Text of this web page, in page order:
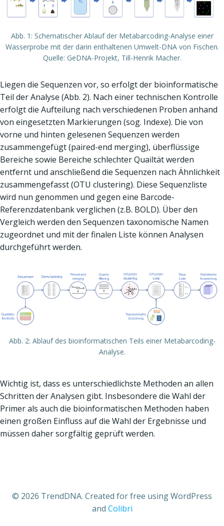
Abb. 1: Schematischer Ablauf der Metabarcoding-Analyse einer
Wasserprobe mit der darin enthaltenen Umwelt-DNA von Fischen.
Quelle: GeDNA-Projekt, Till-Henrik Macher.
Liegen die Sequenzen vor, so erfolgt der bioinformatische
Teil der Analyse (Abb. 2). Nach einer technischen Kontrolle
erfolgt die Aufteilung nach verschiedenen Proben anhand
von eingesetzten Markierungen (sog. Indexe). Die von
vorne und hinten gelesenen Sequenzen werden
zusammengefügt (paired-end merging), überflüssige
Bereiche sowie Bereiche schlechter Quailtät werden
entfernt und anschließend die Sequenzen nach Ähnlichkeit
zusammengefasst (OTU clustering). Diese Sequenzliste
wird nun genommen und gegen eine Barcode-
Referenzdatenbank verglichen (z.B. BOLD). Über den
Vergleich werden den Sequenzen taxonomische Namen
zugeordnet und mit der finalen Liste können Analysen
durchgeführt werden.
Abb. 2: Ablauf des bioinformatischen Teils einer Metabarcoding-
Analyse.
Wichtig ist, dass es unterschiedlichste Methoden an allen
Schritten der Analysen gibt. Insbesondere die Wahl der
Primer als auch die bioinformatischen Methoden haben
einen großen Einfluss auf die Wahl der Ergebnisse und
müssen daher sorgfältig geprüft werden.
© 2026 TrendDNA. Created for free using WordPress
and Colibri